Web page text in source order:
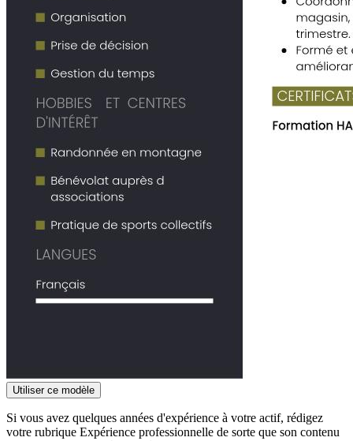
Utiliser ce modèle
Si vous avez quelques années d'expérience à votre actif, rédigez
votre rubrique Expérience professionnelle de sorte que son contenu